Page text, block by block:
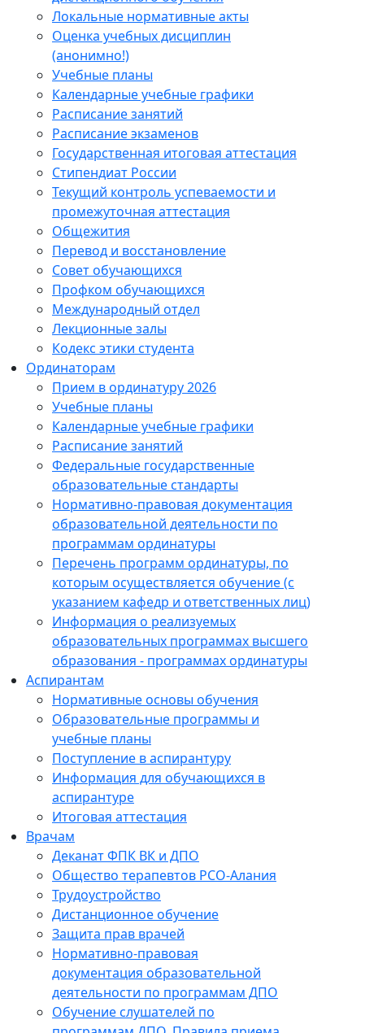
Локальные нормативные акты
Оценка учебных дисциплин
(анонимно!)
Учебные планы
Календарные учебные графики
Расписание занятий
Расписание экзаменов
Государственная итоговая аттестация
Стипендиат России
Текущий контроль успеваемости и
промежуточная аттестация
Общежития
Перевод и восстановление
Совет обучающихся
Профком обучающихся
Международный отдел
Лекционные залы
Кодекс этики студента
Ординаторам
Прием в ординатуру 2026
Учебные планы
Календарные учебные графики
Расписание занятий
Федеральные государственные
образовательные стандарты
Нормативно-правовая документация
образовательной деятельности по
программам ординатуры
Перечень программ ординатуры, по
которым осуществляется обучение (с
указанием кафедр и ответственных лиц)
Информация о реализуемых
образовательных программах высшего
образования - программах ординатуры
Аспирантам
Нормативные основы обучения
Образовательные программы и
учебные планы
Поступление в аспирантуру
Информация для обучающихся в
аспирантуре
Итоговая аттестация
Врачам
Деканат ФПК ВК и ДПО
Общество терапевтов РСО-Алания
Трудоустройство
Дистанционное обучение
Защита прав врачей
Нормативно-правовая
документация образовательной
деятельности по программам ДПО
Обучение слушателей по